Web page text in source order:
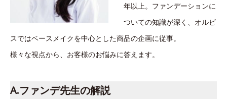
年以上。ファンデーションに
ついての知識が深く、オルビ
スではベースメイクを中心とした商品の企画に従事。
様々な視点から、お客様のお悩みに答えます。
A.ファンデ先生の解説